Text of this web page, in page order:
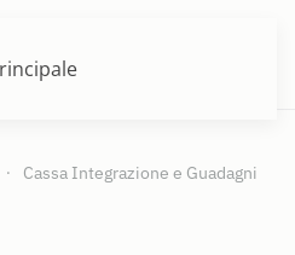
Cassa Integrazione e Guadagni